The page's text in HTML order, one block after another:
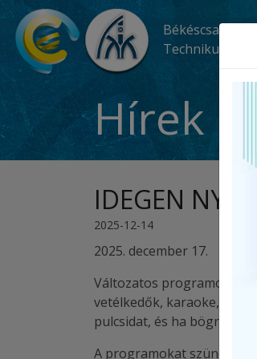
Békéscsabai
Technikum és
Hírek
IDEGEN
2025-12-14
2025. december 17.
Változatos programokkal,
vetélkedők, karaoke,
pulcsidat, és ha bögrét is
A programokat